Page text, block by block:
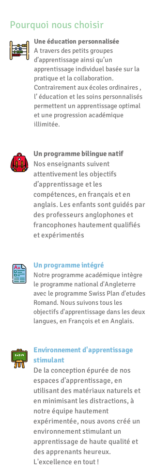
Pourquoi nous choisir
Une éducation personnalisée
A travers des petits groupes
d’apprentissage ainsi qu’un
apprentissage individuel basée sur la
pratique et la collaboration.
Contrairement aux écoles ordinaires ,
l’ éducation et les soins personnalisés
permettent un apprentissage optimal
et une progression académique
illimitée.
Un programme bilingue natif
Nos enseignants suivent
attentivement les objectifs
d’apprentissage et les
compétences, en français et en
anglais. Les enfants sont guidés par
des professeurs anglophones et
francophones hautement qualifiés
et expérimentés
Un programme intégré
Notre programme académique intègre
le programme national d'Angleterre
avec le programme Swiss Plan d'etudes
Romand. Nous suivons tous les
objectifs d'apprentissage dans les deux
langues, en Françoiset en Anglais.
Environnement d'apprentissage
stimulant
De la conception épurée de nos
espaces d'apprentissage, en
utilisant des matériaux naturels et
en minimisant les distractions, à
notre équipe hautement
expérimentée, nous avons créé un
environnement stimulant un
apprentissage de haute qualité et
des apprenants heureux.
L'excellence en tout !